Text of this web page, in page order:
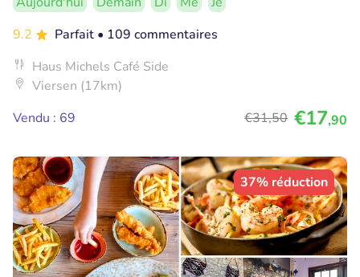
9.2
Parfait • 109 commentaires
Haus Michels Café Side
Viersen (17km)
Vendu : 69
€31,50 €17,90
37% réduction